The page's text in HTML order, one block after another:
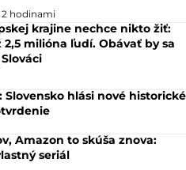
2 hodinami
krajine nechce nikto žiť:
2,5 milióna ľudí. Obávať by sa
hlási nové historické
Amazon to skúša znova:
seriál